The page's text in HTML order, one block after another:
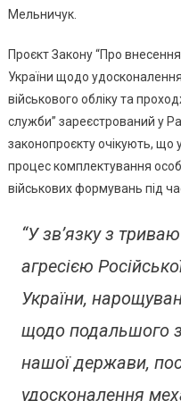
Мельничук.
Проєкт Закону “Про
України щодо
військового обліку та
служби” зареєстрований у
законопроєкту очікують, що
процес комплектування
військових формувань під
“У зв’язку з
агресією
України,
щодо подальшого
нашої держави,
удосконалення